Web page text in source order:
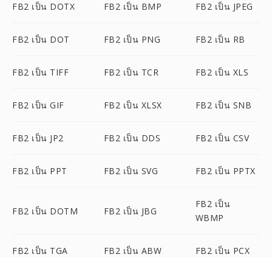
FB2 เป็น DOTX FB2 เป็น BMP FB2 เป็น JPEG
FB2 เป็น DOT FB2 เป็น PNG FB2 เป็น RB
FB2 เป็น TIFF FB2 เป็น TCR FB2 เป็น XLS
FB2 เป็น GIF FB2 เป็น XLSX FB2 เป็น SNB
FB2 เป็น JP2 FB2 เป็น DDS FB2 เป็น CSV
FB2 เป็น PPT FB2 เป็น SVG FB2 เป็น PPTX
FB2 เป็น DOTM FB2 เป็น JBG
FB2 เป็น
WBMP
FB2 เป็น TGA FB2 เป็น ABW FB2 เป็น PCX